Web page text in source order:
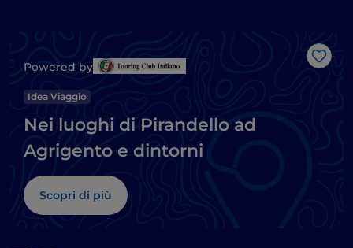
Like
Powered by
Idea Viaggio
Nei luoghi di Pirandello ad
Agrigento e dintorni
Scopri di più